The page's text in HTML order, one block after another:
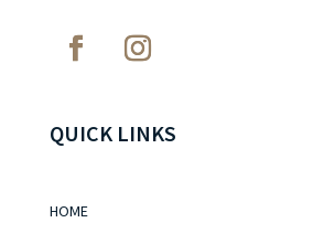
QUICK LINKS
HOME